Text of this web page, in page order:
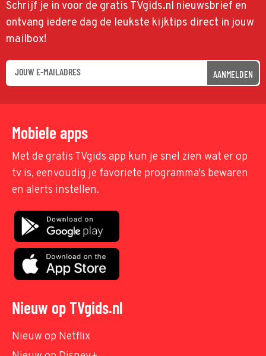
Schrijf je in voor de gratis TVgids.nl nieuwsbrief en
ontvang iedere dag de leukste kijktips direct in jouw
mailbox!
AANMELDEN
Mobiele apps
Met de gratis TVgids app kun je snel zien wat er op
tv is, eenvoudig je favoriete programma's bewaren
en alerts instellen.
Nieuw op TVgids.nl
Nieuw op Netflix